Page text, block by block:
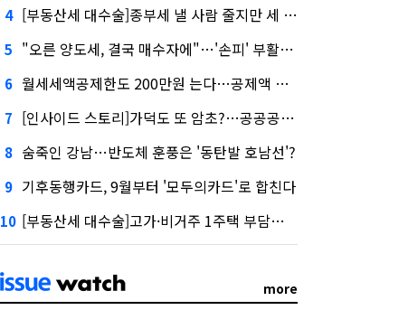
4 [부동산세 대수술]종부세 낼 사람 줄지만 세 부담 커진다
5 "오른 양도세, 결국 매수자에"…'손피' 부활할까?
6 월세세액공제한도 200만원 는다…공제액 최대 54만원↑
7 [인사이드 스토리]가덕도 또 암초?…공공공사의 '굴레'
8 숨죽인 강남…반도체 훈풍은 '동탄발 호남선'?
9 기후동행카드, 9월부터 '모두의카드'로 합친다
10 [부동산세 대수술]고가·비거주 1주택 부담…'대전족'도 불똥
more